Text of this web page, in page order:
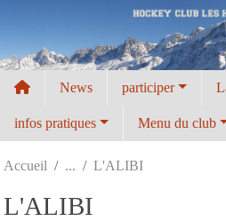
News participer
infos pratiques Menu du club
Accueil L'ALIBI
L'ALIBI
Panneau de gestion des cookies